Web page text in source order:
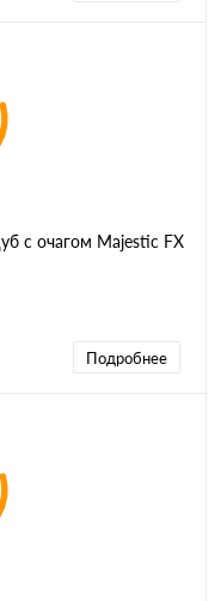
с очагом Majestic FX
Подробнее